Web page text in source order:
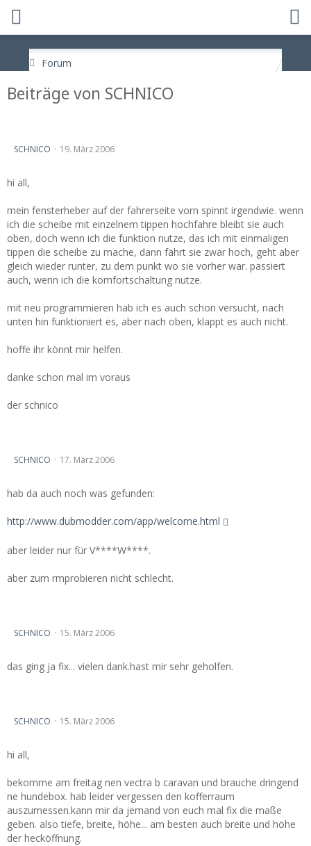
Forum
Beiträge von SCHNICO
SCHNICO 19. März 2006
hi all,
mein fensterheber auf der fahrerseite vorn spinnt irgendwie. wenn
ich die scheibe mit einzelnem tippen hochfahre bleibt sie auch
oben, doch wenn ich die funktion nutze, das ich mit einmaligen
tippen die scheibe zu mache, dann fährt sie zwar hoch, geht aber
gleich wieder runter, zu dem punkt wo sie vorher war. passiert
auch, wenn ich die komfortschaltung nutze.
mit neu programmieren hab ich es auch schon versucht, nach
unten hin funktioniert es, aber nach oben, klappt es auch nicht.
hoffe ihr könnt mir helfen.
danke schon mal im voraus
der schnico
SCHNICO 17. März 2006
hab da auch noch was gefunden:
http://www.dubmodder.com/app/welcome.html
aber leider nur für V****W****.
aber zum rmprobieren nicht schlecht.
SCHNICO 15. März 2006
das ging ja fix... vielen dank.hast mir sehr geholfen.
SCHNICO 15. März 2006
hi all,
bekomme am freitag nen vectra b caravan und brauche dringend
ne hundebox. hab leider vergessen den kofferraum
auszumessen.kann mir da jemand von euch mal fix die maße
geben. also tiefe, breite, höhe... am besten auch breite und höhe
der hecköffnung.